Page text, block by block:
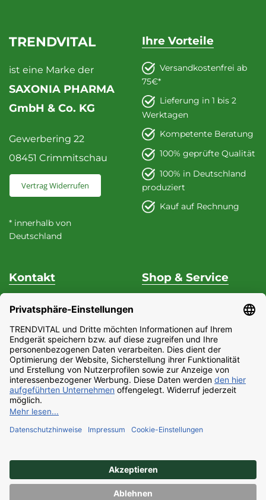
TRENDVITAL
ist eine Marke der
SAXONIA PHARMA
GmbH & Co. KG
Gewerbering 22
08451 Crimmitschau
Vertrag Widerrufen
* innerhalb von
Deutschland
Ihre Vorteile
Versandkostenfrei ab
75€*
Lieferung in 1 bis 2
Werktagen
Kompetente Beratung
100% geprüfte Qualität
100% in Deutschland
produziert
Kauf auf Rechnung
Kontakt
Unterstützung & Beratung
Fon +49 (0) 37 62 / 95 71 25
Fax+49 (0) 37 62 / 95 71 29
Mo - Do9:00 Uhr - 15:00
Uhr
Fr9:00 Uhr - 13:00 Uhr
E-Mail:
service@trendvital.de
Shop & Service
Datenschutz
Widerrufsrecht
Impressum
Partnerprogramm